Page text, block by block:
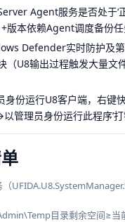
Agent服务是否处于‘
版本依赖Agent调度备份任
Defender实时防护及第
（U8输出过程触发大量文
身份运行U8客户端，右键
管理员身份运行此程序’打
目录剩余空间≥当